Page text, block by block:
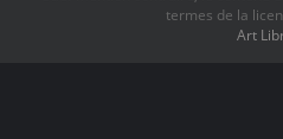
termes de la
Art